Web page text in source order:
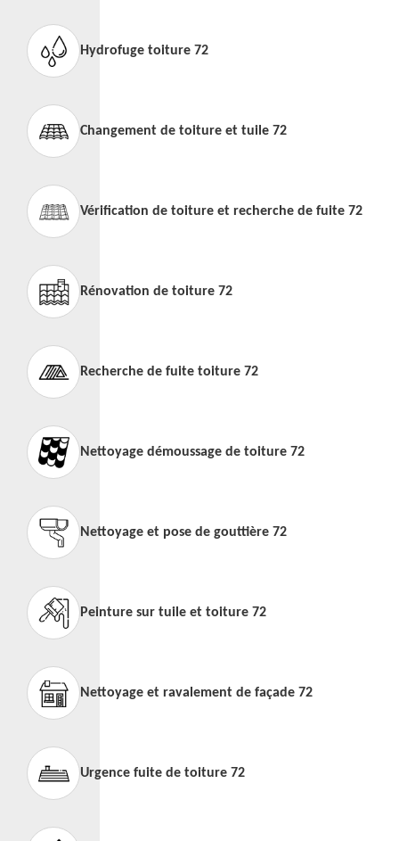
Hydrofuge toiture 72
Changement de toiture et tuile 72
Vérification de toiture et recherche de fuite 72
Rénovation de toiture 72
Recherche de fuite toiture 72
Nettoyage démoussage de toiture 72
Nettoyage et pose de gouttière 72
Peinture sur tuile et toiture 72
Nettoyage et ravalement de façade 72
Urgence fuite de toiture 72